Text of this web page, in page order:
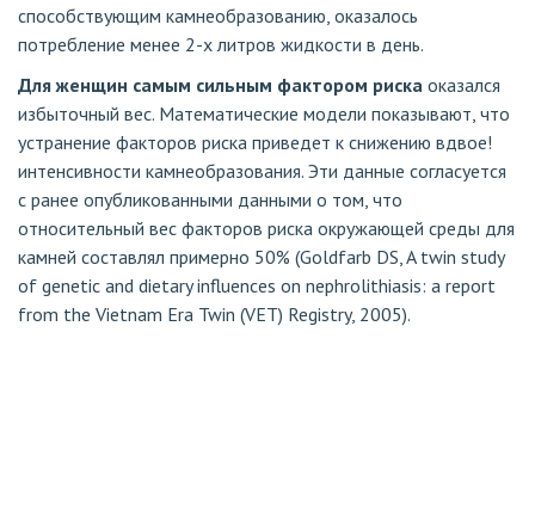
способствующим камнеобразованию, оказалось
потребление менее 2-х литров жидкости в день.
Для женщин самым сильным фактором риска оказался
избыточный вес. Математические модели показывают, что
устранение факторов риска приведет к снижению вдвое!
интенсивности камнеобразования. Эти данные согласуется
с ранее опубликованными данными о том, что
относительный вес факторов риска окружающей среды для
камней составлял примерно 50% (Goldfarb DS, A twin study
of genetic and dietary influences on nephrolithiasis: a report
from the Vietnam Era Twin (VET) Registry, 2005).